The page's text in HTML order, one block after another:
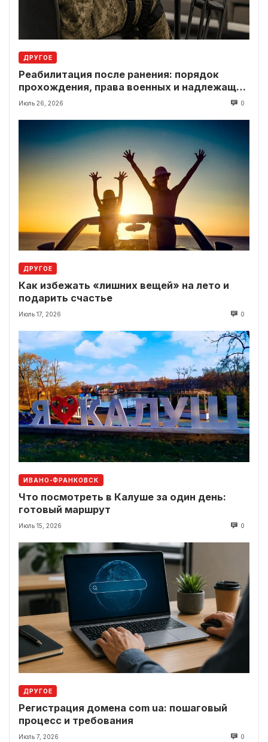
ДРУГОЕ
Реабилитация после ранения: порядок
прохождения, права военных и надлежащие
выплаты
Июль 26, 2026 0
ДРУГОЕ
Как избежать «лишних вещей» на лето и
подарить счастье
Июль 17, 2026 0
ИВАНО-ФРАНКОВСК
Что посмотреть в Калуше за один день:
готовый маршрут
Июль 15, 2026 0
ДРУГОЕ
Регистрация домена com ua: пошаговый
процесс и требования
Июль 7, 2026 0